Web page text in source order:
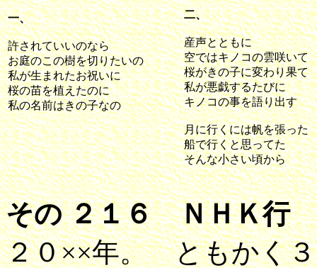
一、
許されていいのなら
お庭のこの樹を切りたいの
私が生まれたお祝いに
桜の苗を植えたのに
私の名前はきの子なの
二、
産声とともに
空ではキノコの雲咲いて
桜がきの子に変わり果て
私が悪戯するたびに
キノコの事を語り出す
月に行くには帆を張った
船で行くと思ってた
そんな小さい頃から
その ２１６ ＮＨＫ行
２０××年。 ともかく